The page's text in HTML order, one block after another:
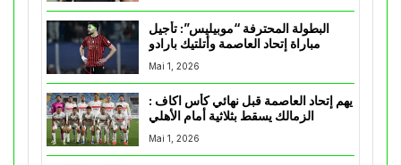
البطولة المحترفة “موبيليس”: تأجيل
مباراة إتحاد العاصمة وأتلتيك بارادو
Mai 1, 2026
يهم إتحاد العاصمة قبل نهائي كأس اكاف :
Mai 1, 2026